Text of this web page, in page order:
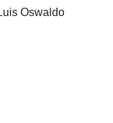
Oswaldo